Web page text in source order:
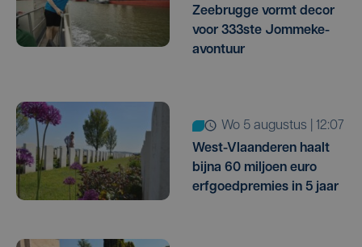
Zeebrugge vormt decor
voor 333ste Jommeke-
avontuur
wo 5 augustus | 12:07
West-Vlaanderen haalt
bijna 60 miljoen euro
erfgoedpremies in 5 jaar